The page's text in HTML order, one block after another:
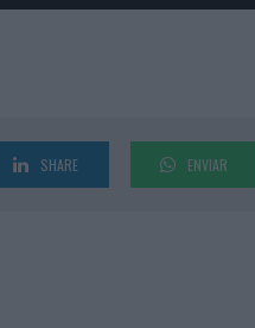
SHARE ENVIAR